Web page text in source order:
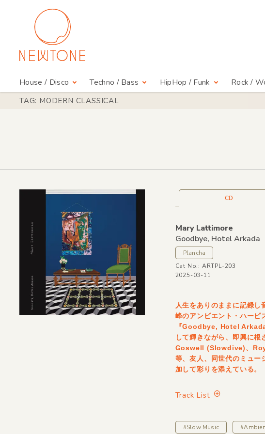
House / Disco Techno / Bass HipHop / Funk Rock /
TAG: MODERN CLASSICAL
CD
Mary Lattimore
Goodbye, Hotel Arkada
Plancha
Cat No.: ARTPL-203
2025-03-11
人生をありのままに記録
峰のアンビエント・ハー
『Goodbye, Hotel
して輝きながら、即興に
Goswell (Slowdive)、
等、友人、同世代のミュー
加して彩りを添えている。
Track List
#Slow Music